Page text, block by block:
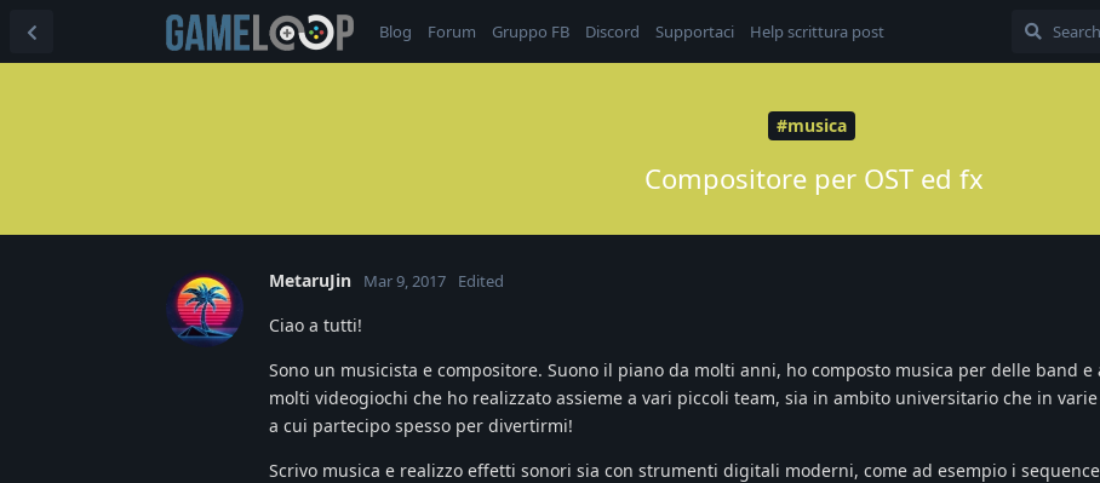
Blog Forum Gruppo FB Discord Supportaci Help scrittura post
#musica
Compositore per OST ed fx
MetaruJin Mar 9, 2017 Edited
Ciao a tutti!
Sono un musicista e compositore. Suono il piano da molti anni, ho composto musica per delle band e
molti videogiochi che ho realizzato assieme a vari piccoli team, sia in ambito universitario che in varie
a cui partecipo spesso per divertirmi!
Scrivo musica e realizzo effetti sonori sia con strumenti digitali moderni, come ad esempio i